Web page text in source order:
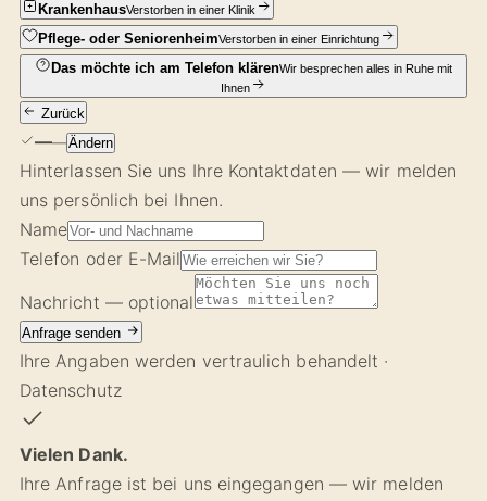
KrankenhausVerstorben in einer Klinik
Pflege- oder SeniorenheimVerstorben in einer Einrichtung
Das möchte ich am Telefon klärenWir besprechen alles in Ruhe mit
Ihnen
Zurück
——Ändern
Hinterlassen Sie uns Ihre Kontaktdaten — wir melden
uns persönlich bei Ihnen.
Name
Telefon oder E-Mail
Nachricht — optional
Anfrage senden
Ihre Angaben werden vertraulich behandelt ·
Datenschutz
Vielen Dank.
Ihre Anfrage ist bei uns eingegangen — wir melden